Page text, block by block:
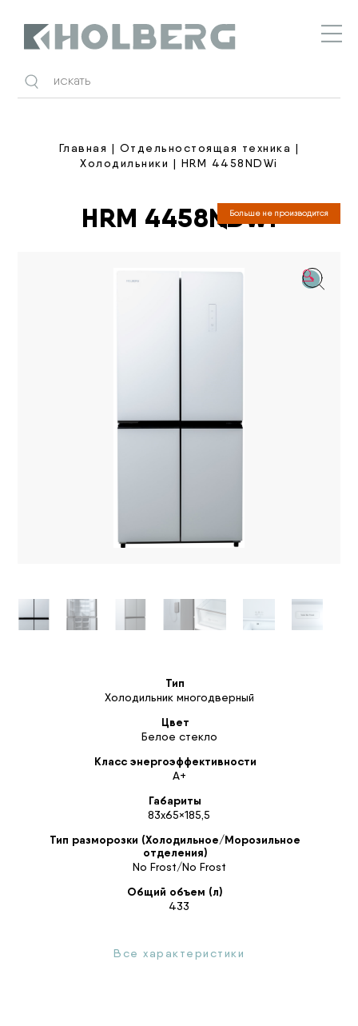
Главная | Отдельностоящая техника |
Холодильники | HRM 4458NDWi
Больше не производится
HRM 4458NDWI
🔍
Тип
Холодильник многодверный
Цвет
Белое стекло
Класс энергоэффективности
А+
Габариты
83х65×185,5
Тип разморозки (Холодильное/Морозильное
отделения)
No Frost/No Frost
Общий объем (л)
433
Все характеристики